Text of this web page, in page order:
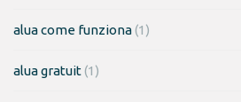
alua come funziona(1)
alua gratuit(1)